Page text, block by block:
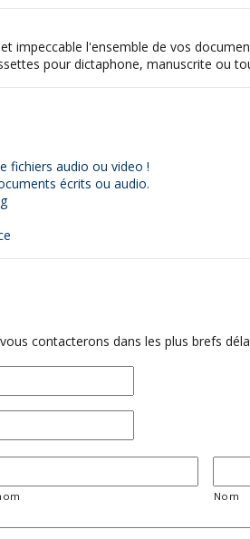
impeccable l'ensemble de vos
pour dictaphone, manuscrite ou
fichiers audio ou video !
écrits ou audio.
contacterons dans les plus brefs
Nom